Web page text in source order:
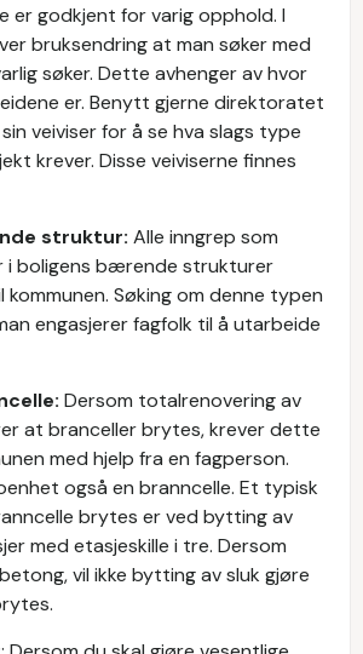
er godkjent for varig opphold. I
bruksendring at man søker med
søker. Dette avhenger av hvor
er. Benytt gjerne direktoratet
veiviser for å se hva slags type
krever. Disse veiviserne finnes
struktur: Alle inngrep som
i boligens bærende strukturer
Søking om denne typen
engasjerer fagfolk til å utarbeide
Dersom totalrenovering av
at branceller brytes, krever dette
med hjelp fra en fagperson.
også en branncelle. Et typisk
brytes er ved bytting av
med etasjeskille i tre. Dersom
vil ikke bytting av sluk gjøre